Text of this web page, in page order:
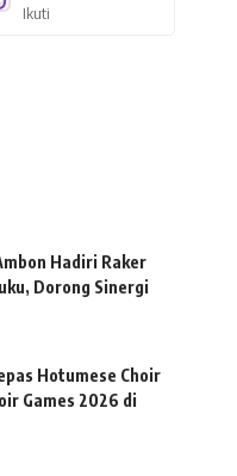
Ikuti
Hadiri Raker
Dorong Sinergi
Hotumese Choir
Games 2026 di